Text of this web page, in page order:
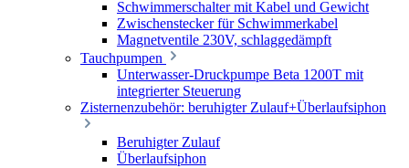
Schwimmerschalter mit Kabel und Gewicht
Zwischenstecker für Schwimmerkabel
Magnetventile 230V, schlaggedämpft
Tauchpumpen
Unterwasser-Druckpumpe Beta 1200T mit
integrierter Steuerung
Zisternenzubehör: beruhigter Zulauf+Überlaufsiphon
Beruhigter Zulauf
Überlaufsiphon